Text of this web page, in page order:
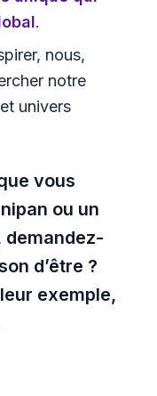
.
nous,
notre
univers
vous
ou un
demandez-
d’être ?
exemple,